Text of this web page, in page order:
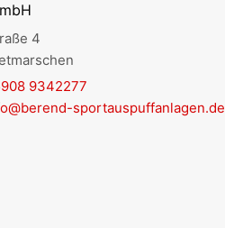
4
9342277
sportauspuffanlagen.de